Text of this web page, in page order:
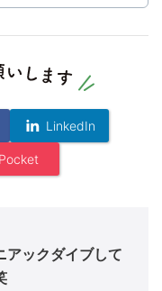
LinkedIn
Pocket
アックダイブして